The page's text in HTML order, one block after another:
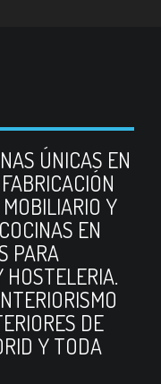
ÚNICAS EN
Y
EN
PARA
HOSTELERIA.
DE
Y TODA